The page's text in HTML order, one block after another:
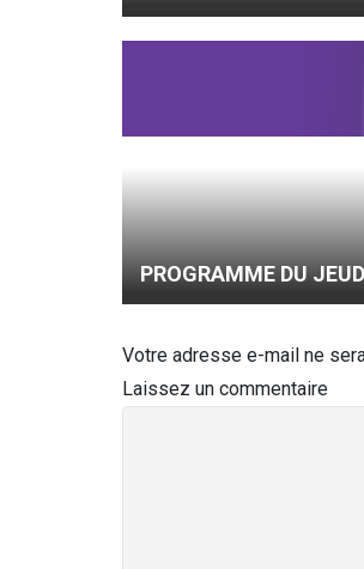
PROGRAMME DU
Votre adresse e-mail ne
Laissez un commentaire